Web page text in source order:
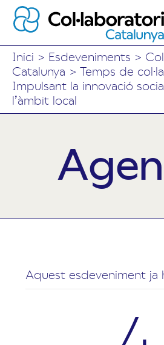
Inici > Esdeveniments >
Catalunya > Temps de
Impulsant la innovació
l’àmbit local
Aquest esdeveniment ja